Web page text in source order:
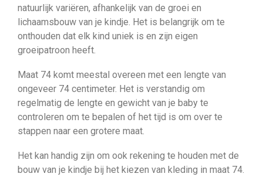
natuurlijk variëren, afhankelijk van de groei en
lichaamsbouw van je kindje. Het is belangrijk om te
onthouden dat elk kind uniek is en zijn eigen
groeipatroon heeft.
Maat 74 komt meestal overeen met een lengte van
ongeveer 74 centimeter. Het is verstandig om
regelmatig de lengte en gewicht van je baby te
controleren om te bepalen of het tijd is om over te
stappen naar een grotere maat.
Het kan handig zijn om ook rekening te houden met de
bouw van je kindje bij het kiezen van kleding in maat 74.